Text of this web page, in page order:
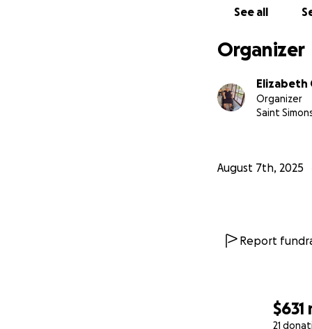
$631
21
See all
Organizer
Elizabeth
Organizer
Saint
August 7th, 2025
Report